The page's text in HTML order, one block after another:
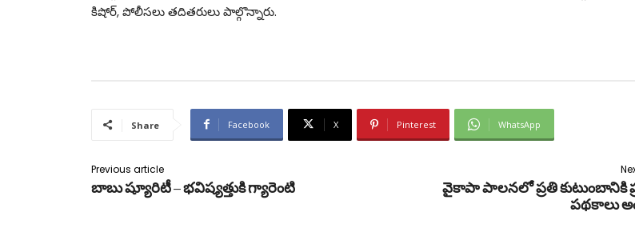
కిషోర్, పోలీసలు తదితరులు పాల్గొన్నారు.
Share Facebook X Pinterest WhatsApp
Previous article
బాబు ష్యూరిటీ – భవిష్యత్తుకి గ్యారెంటి
వైకాపా పాలనలో ప్రతి కుటుంబానికి
పథకాలు